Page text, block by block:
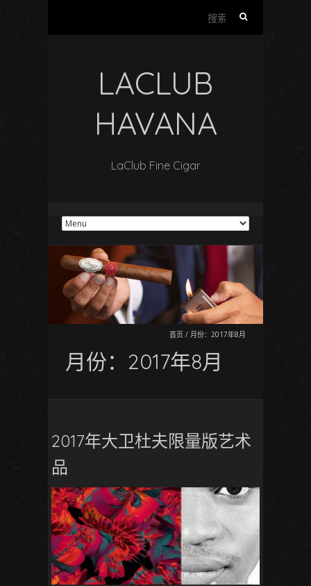
LACLUB
HAVANA
LaClub Fine Cigar
首页 / 月份：2017年8月
月份：2017年8月
2017年大卫杜夫限量版艺术
品